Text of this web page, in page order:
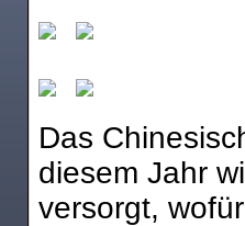
Das
diesem Jahr
versorgt,